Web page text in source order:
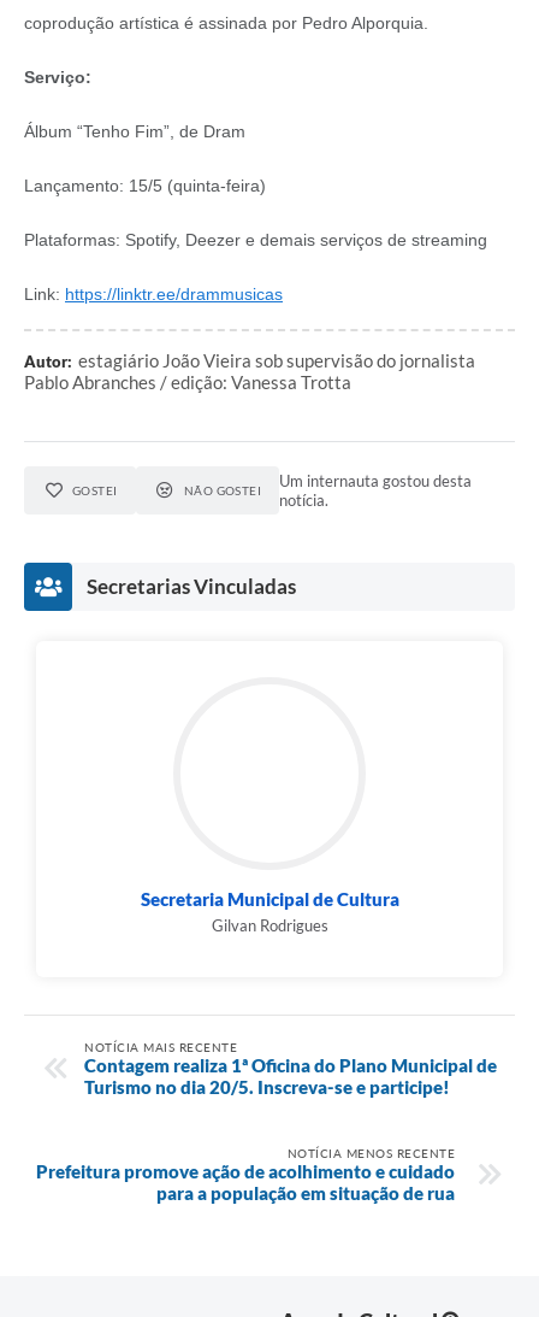
coprodução artística é assinada por Pedro Alporquia.
Serviço:
Álbum “Tenho Fim”, de Dram
Lançamento: 15/5 (quinta-feira)
Plataformas: Spotify, Deezer e demais serviços de streaming
Link: https://linktr.ee/drammusicas
Autor: estagiário João Vieira sob supervisão do jornalista
Pablo Abranches / edição: Vanessa Trotta
GOSTEI NÃO GOSTEI
Um internauta gostou desta
notícia.
Secretarias Vinculadas
Secretaria Municipal de Cultura
Gilvan Rodrigues
NOTÍCIA MAIS RECENTE
Contagem realiza 1ª Oficina do Plano Municipal de
Turismo no dia 20/5. Inscreva-se e participe!
NOTÍCIA MENOS RECENTE
Prefeitura promove ação de acolhimento e cuidado
para a população em situação de rua